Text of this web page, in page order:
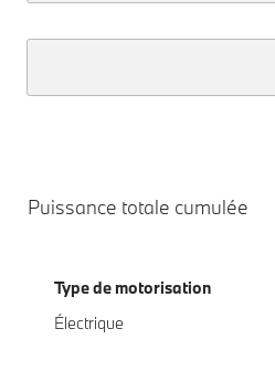
Puissance totale cumulée
Type de motorisation
Électrique